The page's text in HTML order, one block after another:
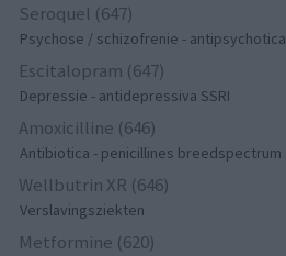
Seroquel (647)
Psychose / schizofrenie - antipsychotica
Escitalopram (647)
Depressie - antidepressiva SSRI
Amoxicilline (646)
Antibiotica - penicillines breedspectrum
Wellbutrin XR (646)
Verslavingsziekten
Metformine (620)